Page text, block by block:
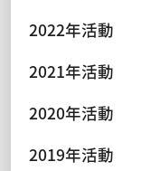
2022年活動
2021年活動
2020年活動
2019年活動